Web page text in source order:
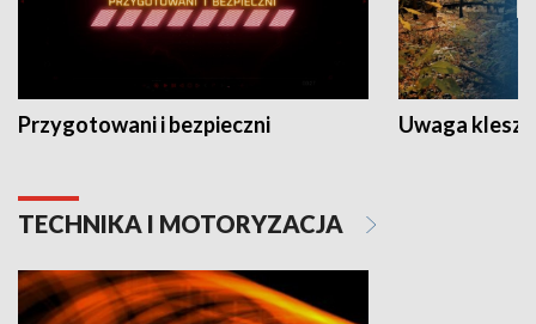
Przygotowani i bezpieczni Uwaga
TECHNIKA I MOTORYZACJA